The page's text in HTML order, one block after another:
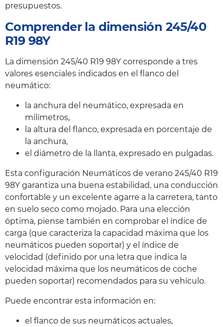
presupuestos.
Comprender la dimensión 245/40
R19 98Y
La dimensión 245/40 R19 98Y corresponde a tres
valores esenciales indicados en el flanco del
neumático:
la anchura del neumático, expresada en
milímetros,
la altura del flanco, expresada en porcentaje de
la anchura,
el diámetro de la llanta, expresado en pulgadas.
Esta configuración Neumáticos de verano 245/40 R19
98Y garantiza una buena estabilidad, una conducción
confortable y un excelente agarre a la carretera, tanto
en suelo seco como mojado. Para una elección
óptima, piense también en comprobar el índice de
carga (que caracteriza la capacidad máxima que los
neumáticos pueden soportar) y el índice de
velocidad (definido por una letra que indica la
velocidad máxima que los neumáticos de coche
pueden soportar) recomendados para su vehículo.
Puede encontrar esta información en:
el flanco de sus neumáticos actuales,